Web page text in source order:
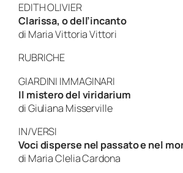
EDITH OLIVIER
Clarissa, o dell’incanto
di Maria Vittoria Vittori
RUBRICHE
GIARDINI IMMAGINARI
Il mistero del viridarium
di Giuliana Misserville
IN/VERSI
Voci disperse nel passato e nel
di Maria Clelia Cardona